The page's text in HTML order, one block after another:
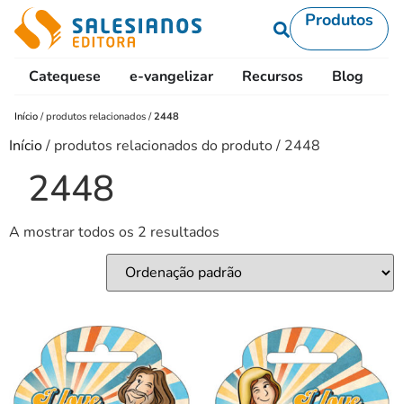
Produtos
Catequese e-vangelizar Recursos Blog
Início /produtos relacionados /2448
Início/ produtos relacionados do produto / 2448
2448
A mostrar todos os 2 resultados